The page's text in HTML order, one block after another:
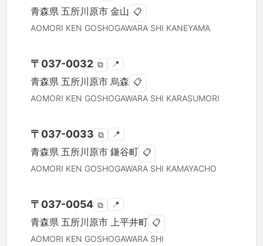
青森県 五所川原市 金山 📋
AOMORI KEN GOSHOGAWARA SHI KANEYAMA
〒 037-0032 ⧉ 📍
青森県 五所川原市 烏森 📋
AOMORI KEN GOSHOGAWARA SHI KARASUMORI
〒 037-0033 ⧉ 📍
青森県 五所川原市 鎌谷町 📋
AOMORI KEN GOSHOGAWARA SHI KAMAYACHO
〒 037-0054 ⧉ 📍
青森県 五所川原市 上平井町 📋
AOMORI KEN GOSHOGAWARA SHI